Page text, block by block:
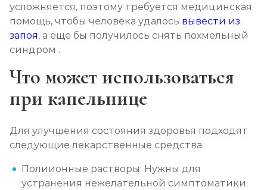
Записаться
Мотивация на лечение алкоголизма
Лечение алкоголизма на дому
Лечение алкоголизма амбулаторно
от 1 500 ₽/сеанс Записаться
усложняется, поэтому требуется медицинская
помощь, чтобы человека удалось вывести из
запоя, а еще бы получилось снять похмельный
синдром .
Что может использоваться
при капельнице
Для улучшения состояния здоровья подходят
следующие лекарственные средства:
Полиионные растворы. Нужны для
устранения нежелательной симптоматики.